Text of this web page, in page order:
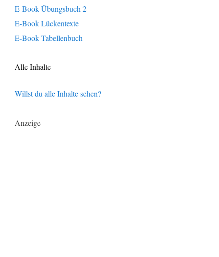
E-Book Übungsbuch 2
E-Book Lückentexte
E-Book Tabellenbuch
Alle Inhalte
Willst du alle Inhalte sehen?
Anzeige